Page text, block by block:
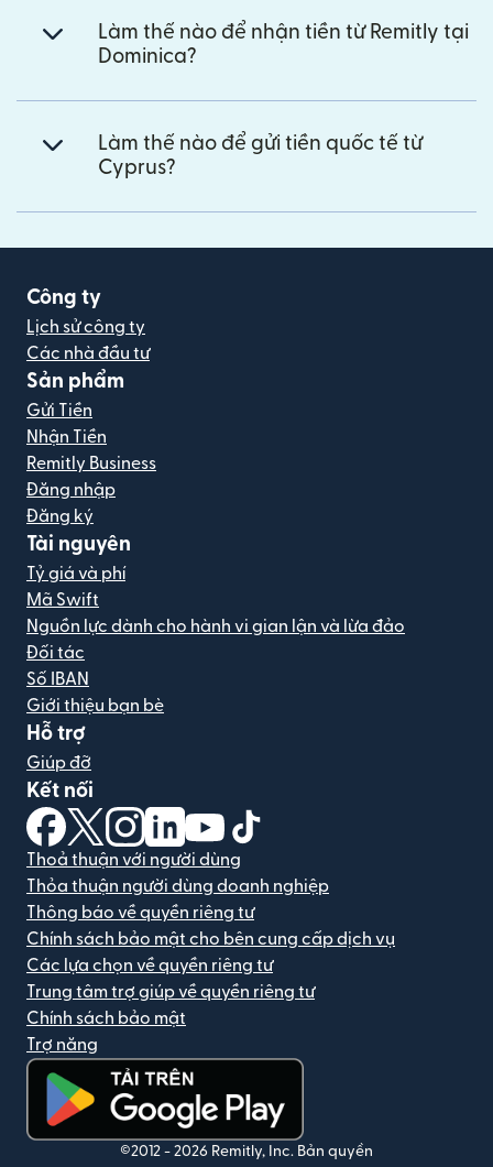
Làm thế nào để nhận tiền từ Remitly tại
Dominica?
Làm thế nào để gửi tiền quốc tế từ
Cyprus?
Công ty
Lịch sử công ty
Các nhà đầu tư
Sản phẩm
Gửi Tiền
Nhận Tiền
Remitly Business
Đăng nhập
Đăng ký
Tài nguyên
Tỷ giá và phí
Mã Swift
Nguồn lực dành cho hành vi gian lận và lừa đảo
Đối tác
Số IBAN
Giới thiệu bạn bè
Hỗ trợ
Giúp đỡ
Kết nối
(mở trong cửa sổ mới)
(mở trong cửa sổ mới)
(mở trong cửa sổ mới)
(mở trong cửa sổ mới)
(mở trong cửa sổ mới)
Thoả thuận với người dùng
Thỏa thuận người dùng doanh nghiệp
Thông báo về quyền riêng tư
Chính sách bảo mật cho bên cung cấp dịch vụ
Các lựa chọn về quyền riêng tư
Trung tâm trợ giúp về quyền riêng tư
Chính sách bảo mật
Trợ năng
(mở trong cửa sổ mới)
©2012 - 2026 Remitly, Inc. Bản quyền